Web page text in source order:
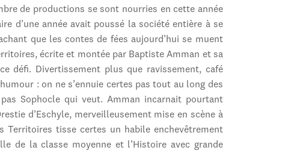
de productions se sont nourries en cette année
d’une année avait poussé la société entière à se
que les contes de fées aujourd’hui se muent
écrite et montée par Baptiste Amman et sa
défi. Divertissement plus que ravissement, café
: on ne s’ennuie certes pas tout au long des
Sophocle qui veut. Amman incarnait pourtant
d’Eschyle, merveilleusement mise en scène à
Territoires tisse certes un habile enchevêtrement
de la classe moyenne et l’Histoire avec grande